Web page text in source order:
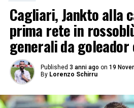
Cagliari, Jankto alla
prima rete in
generali da goleador
Published 3 anni ago on 19
By Lorenzo Schirru